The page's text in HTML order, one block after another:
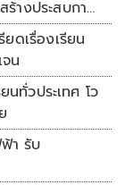
างประสบกา
ดเรื่องเรียน
น
นทั่วประเทศ โว
า รับ